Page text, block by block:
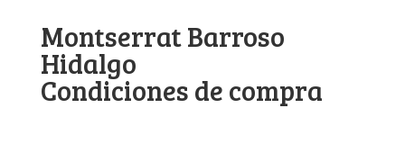
Montserrat Barroso
Hidalgo
Condiciones de compra